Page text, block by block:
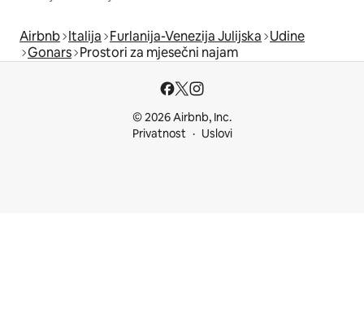
Airbnb Italija Furlanija-Venezija Julijska Udine
Gonars Prostori za mjesečni najam
© 2026 Airbnb, Inc.
Privatnost
Uslovi